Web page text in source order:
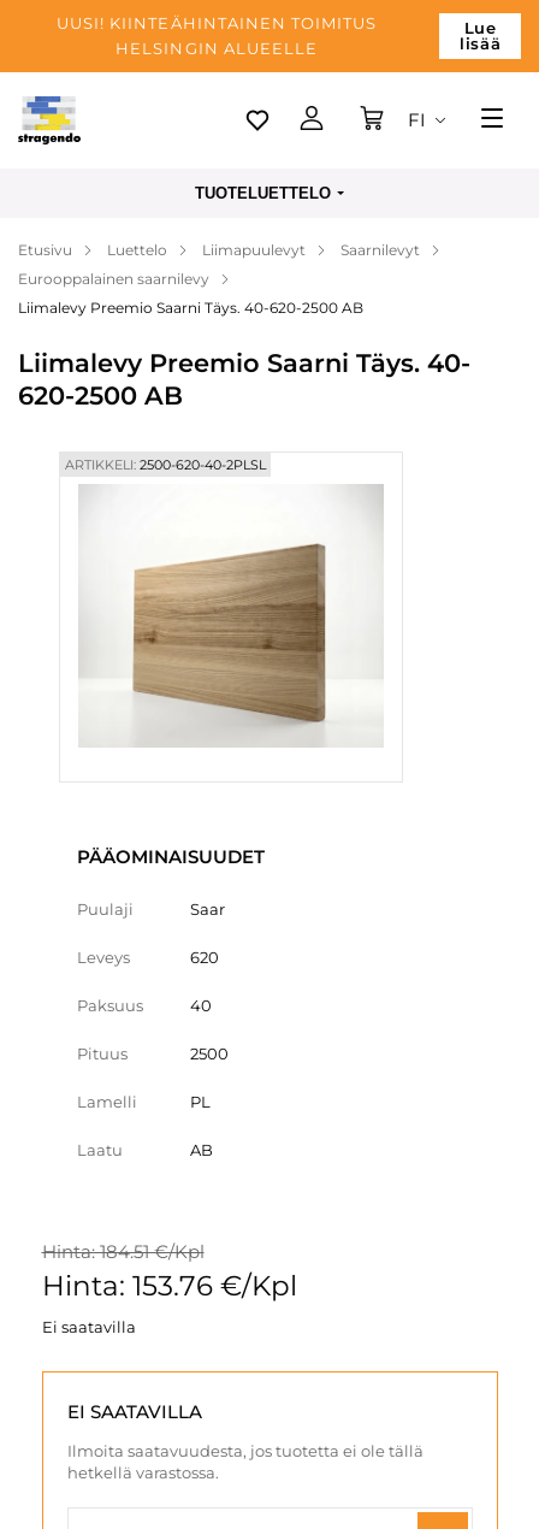
UUSI! KIINTEÄHINTAINEN TOIMITUS
HELSINGIN ALUEELLE
Lue
lisää
Tallinn
Maksu
Yrityksen
Blogi
Yhteystiedot
FI
TUOTELUETTELO
Etusivu Luettelo Liimapuulevyt
Saarnilevyt
Eurooppalainen saarnilevy
Liimalevy Preemio Saarni Täys. 40-620-2500 AB
Liimalevy Preemio Saarni Täys. 40-
620-2500 AB
ARTIKKELI:2500-620-40-2PLSL
PÄÄOMINAISUUDET
Puulaji Saar
Leveys 620
Paksuus 40
Pituus 2500
Lamelli PL
Laatu AB
Hinta: 184.51 €/Kpl
Hinta: 153.76 €/Kpl
Ei saatavilla
EI SAATAVILLA
Ilmoita saatavuudesta, jos tuotetta ei ole tällä
hetkellä varastossa.